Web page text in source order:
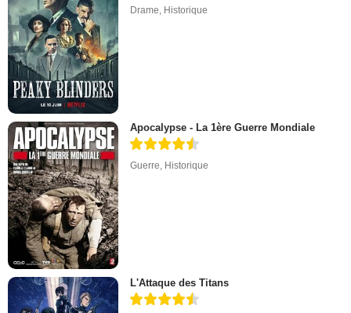
Drame, Historique
Apocalypse - La 1ère Guerre Mondiale
Guerre, Historique
L'Attaque des Titans